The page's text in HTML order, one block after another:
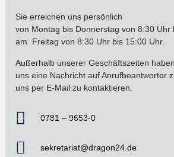
Sie erreichen uns persönlich
von Montag bis Donnerstagvon 8:30 Uhr
am Freitag von 8:30 Uhr bis 15:00 Uhr.
Außerhalb unserer Geschäftszeiten
uns eine Nachricht auf Anrufbeantworter
uns per E-Mail zu kontaktieren.
0781 – 9653-0
sekretariat@dragon24.de